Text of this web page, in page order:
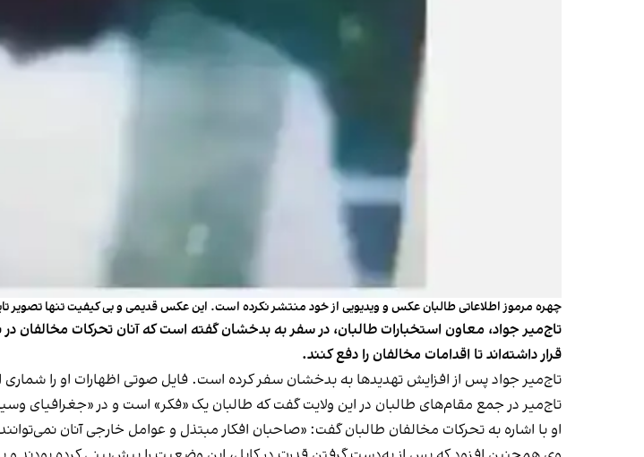
چهره مرموز اطلاعاتی طالبان عکس و ویدیویی از خود منتشر نکرده است. این عکس قدیمی و بی کیفیت تنها
تاج‌میر جواد، معاون استخبارات طالبان، در سفر به بدخشان گفته است که آنان تحرکات مخالفان
قرار داشته‌اند تا اقدامات مخالفان را دفع کنند.
تاج‌میر جواد پس از افزایش تهدیدها به بدخشان سفر کرده است. فایل صوتی اظهارات او را
تاج‌میر در جمع مقام‌های طالبان در این ولایت گفت که طالبان یک «فکر» است و در «جغرافیای
او با اشاره به تحرکات مخالفان طالبان گفت: «صاحبان افکار مبتذل و عوامل خارجی آنان